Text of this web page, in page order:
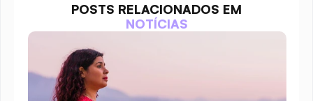
POSTS RELACIONADOS EM
NOTÍCIAS